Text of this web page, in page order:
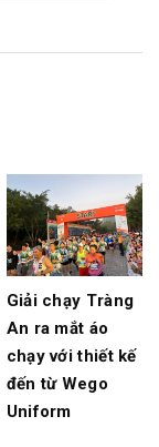
Giải chạy Tràng
An ra mắt áo
chạy với thiết kế
đến từ Wego
Uniform